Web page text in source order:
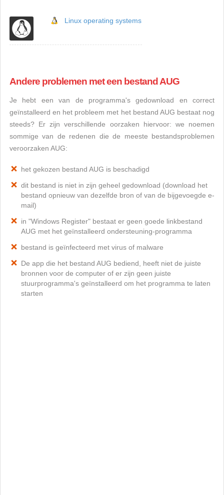
Linux operating systems
Andere problemen met een bestand AUG
Je hebt een van de programma's gedownload en correct
geïnstalleerd en het probleem met het bestand AUG bestaat nog
steeds? Er zijn verschillende oorzaken hiervoor: we noemen
sommige van de redenen die de meeste bestandsproblemen
veroorzaken AUG:
het gekozen bestand AUG is beschadigd
dit bestand is niet in zijn geheel gedownload (download het
bestand opnieuw van dezelfde bron of van de bijgevoegde e-
mail)
in "Windows Register" bestaat er geen goede linkbestand
AUG met het geïnstalleerd ondersteuning-programma
bestand is geïnfecteerd met virus of malware
De app die het bestand AUG bediend, heeft niet de juiste
bronnen voor de computer of er zijn geen juiste
stuurprogramma's geïnstalleerd om het programma te laten
starten